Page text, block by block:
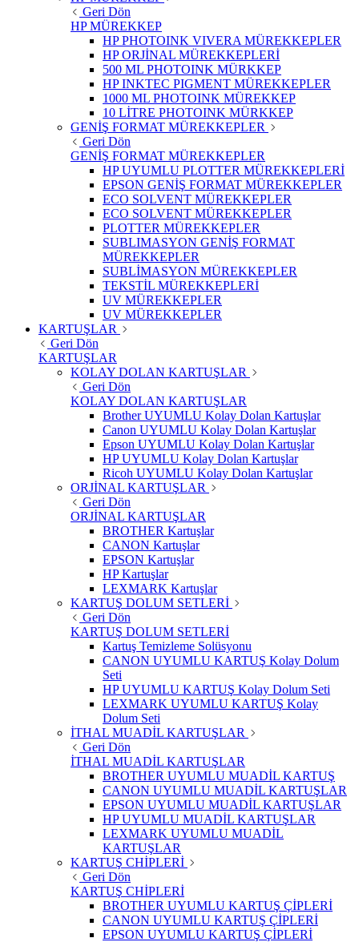
Geri Dön
HP MÜREKKEP
HP PHOTOINK VIVERA MÜREKKEPLER
HP ORJİNAL MÜREKKEPLERİ
500 ML PHOTOINK MÜRKKEP
HP INKTEC PIGMENT MÜREKKEPLER
1000 ML PHOTOINK MÜREKKEP
10 LİTRE PHOTOINK MÜRKKEP
GENİŞ FORMAT MÜREKKEPLER
Geri Dön
GENİŞ FORMAT MÜREKKEPLER
HP UYUMLU PLOTTER MÜREKKEPLERİ
EPSON GENİŞ FORMAT MÜREKKEPLER
ECO SOLVENT MÜREKKEPLER
ECO SOLVENT MÜREKKEPLER
PLOTTER MÜREKKEPLER
SUBLIMASYON GENİŞ FORMAT
MÜREKKEPLER
SUBLİMASYON MÜREKKEPLER
TEKSTİL MÜREKKEPLERİ
UV MÜREKKEPLER
UV MÜREKKEPLER
KARTUŞLAR
Geri Dön
KARTUŞLAR
KOLAY DOLAN KARTUŞLAR
Geri Dön
KOLAY DOLAN KARTUŞLAR
Brother UYUMLU Kolay Dolan Kartuşlar
Canon UYUMLU Kolay Dolan Kartuşlar
Epson UYUMLU Kolay Dolan Kartuşlar
HP UYUMLU Kolay Dolan Kartuşlar
Ricoh UYUMLU Kolay Dolan Kartuşlar
ORJİNAL KARTUŞLAR
Geri Dön
ORJİNAL KARTUŞLAR
BROTHER Kartuşlar
CANON Kartuşlar
EPSON Kartuşlar
HP Kartuşlar
LEXMARK Kartuşlar
KARTUŞ DOLUM SETLERİ
Geri Dön
KARTUŞ DOLUM SETLERİ
Kartuş Temizleme Solüsyonu
CANON UYUMLU KARTUŞ Kolay Dolum
Seti
HP UYUMLU KARTUŞ Kolay Dolum Seti
LEXMARK UYUMLU KARTUŞ Kolay
Dolum Seti
İTHAL MUADİL KARTUŞLAR
Geri Dön
İTHAL MUADİL KARTUŞLAR
BROTHER UYUMLU MUADİL KARTUŞ
CANON UYUMLU MUADİL KARTUŞLAR
EPSON UYUMLU MUADİL KARTUŞLAR
HP UYUMLU MUADİL KARTUŞLAR
LEXMARK UYUMLU MUADİL
KARTUŞLAR
KARTUŞ CHİPLERİ
Geri Dön
KARTUŞ CHİPLERİ
BROTHER UYUMLU KARTUŞ ÇİPLERİ
CANON UYUMLU KARTUŞ ÇİPLERİ
EPSON UYUMLU KARTUŞ ÇİPLERİ